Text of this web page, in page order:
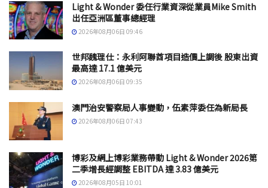
Light & Wonder 委任行業資深從業員Mike Smith
出任亞洲區董事總經理
2026年08月06日 09:46
世邦魏理仕：永利阿聯酋項目造價上調後 股東出資
最高達 17.1 億美元
2026年08月06日 09:35
澳門治安警察局人事變動，伍素萍委任為新局長
2026年08月06日 07:43
博彩及網上博彩業務帶動 Light & Wonder 2026第
二季增長經調整 EBITDA 達 3.83 億美元
2026年08月05日 10:01